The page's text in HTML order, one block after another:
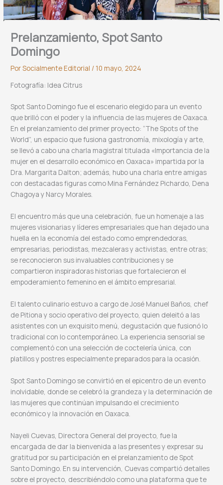
Prelanzamiento, Spot Santo
Domingo
PorSocialmente Editorial / 10 mayo, 2024
Fotografía: Idea Citrus
Spot Santo Domingo fue el escenario elegido para un evento
que brilló con el poder y la influencia de las mujeres de Oaxaca.
En el prelanzamiento del primer proyecto: “The Spots of the
World”, un espacio que fusiona gastronomía, mixología y arte,
se llevó a cabo una charla magistral titulada «Importancia de la
mujer en el desarrollo económico en Oaxaca» impartida por la
Dra. Margarita Dalton; además, hubo una charla entre amigas
con destacadas figuras como Mina Fernández Pichardo, Dena
Chagoya y Narcy Morales.
El encuentro más que una celebración, fue un homenaje a las
mujeres visionarias y líderes empresariales que han dejado una
huella en la economía del estado como emprendedoras,
empresarias, periodistas, mezcaleras y activistas, entre otras;
se reconocieron sus invaluables contribuciones y se
compartieron inspiradoras historias que fortalecieron el
empoderamiento femenino en el ámbito empresarial.
El talento culinario estuvo a cargo de José Manuel Baños, chef
de Pitiona y socio operativo del proyecto, quien deleitó a las
asistentes con un exquisito menú, degustación que fusionó lo
tradicional con lo contemporáneo. La experiencia sensorial se
complementó con una selección de coctelería única, con
platillos y postres especialmente preparados para la ocasión.
Spot Santo Domingo se convirtió en el epicentro de un evento
inolvidable, donde se celebró la grandeza y la determinación de
las mujeres que continúan impulsando el crecimiento
económico y la innovación en Oaxaca.
Nayeli Cuevas, Directora General del proyecto, fue la
encargada de dar la bienvenida a las presentes y expresar su
gratitud por su participación en el prelanzamiento de Spot
Santo Domingo. En su intervención, Cuevas compartió detalles
sobre el proyecto, describiéndolo como una plataforma que te